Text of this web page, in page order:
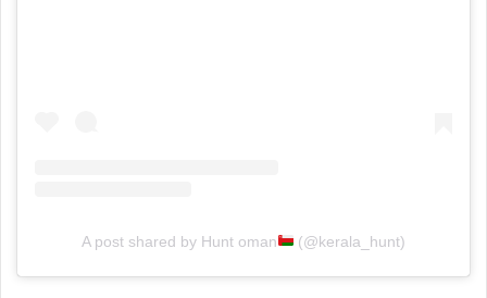
A post shared by Hunt oman (@kerala_hunt)